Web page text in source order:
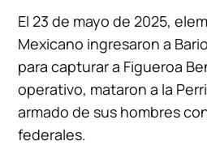
El 23 de mayo de 2025,
Mexicano ingresaron a
para capturar a Figueroa
operativo, mataron a la
armado de sus hombres
federales.